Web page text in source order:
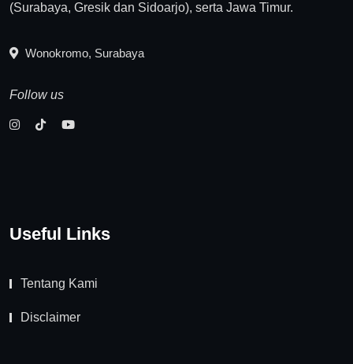
(Surabaya, Gresik dan Sidoarjo), serta Jawa Timur.
Wonokromo, Surabaya
Follow us
Useful Links
Tentang Kami
Disclaimer